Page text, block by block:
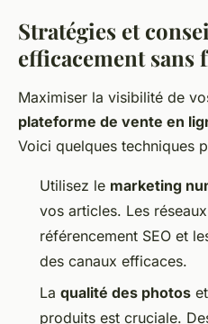
Stratégies et
efficacement sans
Maximiser la visibilité de
plateforme de vente en
Voici quelques techniques
Utilisez le marketing
vos articles. Les
référencement SEO et
des canaux efficaces.
La qualité des photos
produits est cruciale.